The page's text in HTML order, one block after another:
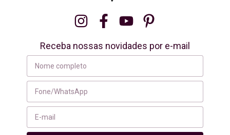
Receba nossas novidades por e-mail